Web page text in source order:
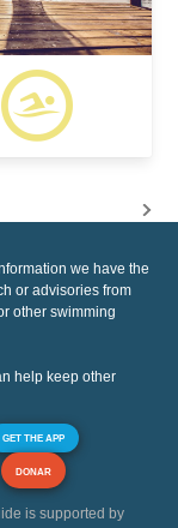
we have the
or advisories from
other swimming
help keep other
GET THE APP
DONAR
is supported by